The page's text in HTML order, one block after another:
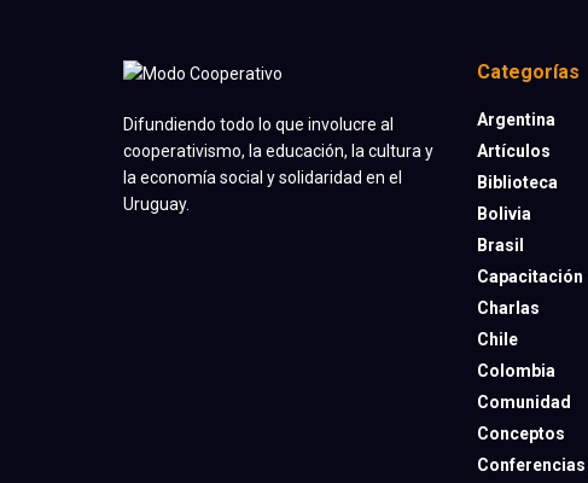
Difundiendo todo lo que involucre al
cooperativismo, la educación, la cultura y
la economía social y solidaridad en el
Uruguay.
Categorías
Argentina
Artículos
Biblioteca
Bolivia
Brasil
Capacitación
Charlas
Chile
Colombia
Comunidad
Conceptos
Conferencias